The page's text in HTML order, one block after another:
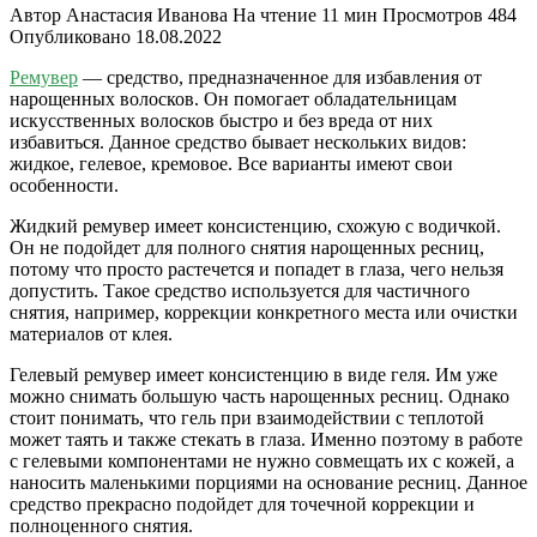
Автор Анастасия Иванова На чтение 11 мин Просмотров 484
Опубликовано 18.08.2022
Ремувер — средство, предназначенное для избавления от
нарощенных волосков. Он помогает обладательницам
искусственных волосков быстро и без вреда от них
избавиться. Данное средство бывает нескольких видов:
жидкое, гелевое, кремовое. Все варианты имеют свои
особенности.
Жидкий ремувер имеет консистенцию, схожую с водичкой.
Он не подойдет для полного снятия нарощенных ресниц,
потому что просто растечется и попадет в глаза, чего нельзя
допустить. Такое средство используется для частичного
снятия, например, коррекции конкретного места или очистки
материалов от клея.
Гелевый ремувер имеет консистенцию в виде геля. Им уже
можно снимать большую часть нарощенных ресниц. Однако
стоит понимать, что гель при взаимодействии с теплотой
может таять и также стекать в глаза. Именно поэтому в работе
с гелевыми компонентами не нужно совмещать их с кожей, а
наносить маленькими порциями на основание ресниц. Данное
средство прекрасно подойдет для точечной коррекции и
полноценного снятия.